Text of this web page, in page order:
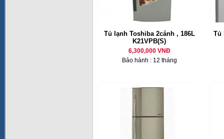
Tủ lạnh Toshiba 2cánh , 186L
K21VPB(S)
6,300,000 VNĐ
Bảo hành : 12 tháng
Tủ